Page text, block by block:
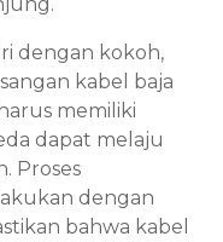
dengan kokoh,
kabel baja
memiliki
dapat melaju
Proses
dengan
bahwa kabel